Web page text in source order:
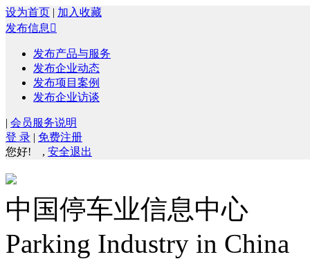
设为首页 | 加入收藏
发布信息 
发布产品与服务
发布企业动态
发布项目案例
发布企业访谈
| 会员服务说明
登 录 | 免费注册
您好!
, 安全退出
中国停车业信息中心
Parking Industry in China